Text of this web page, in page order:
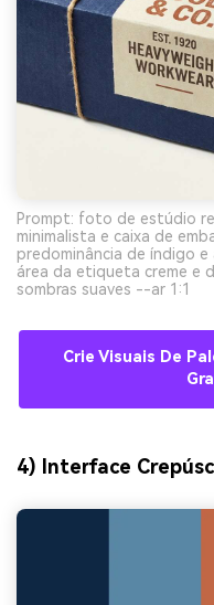
Prompt: foto de estúdio
minimalista e caixa de
predominância de índigo
área da etiqueta creme e
sombras suaves --ar 1:1
Crie Visuais De
4) Interface